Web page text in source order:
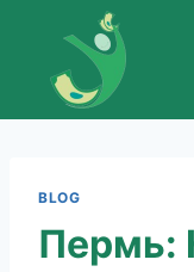
content
BLOG
Пермь: